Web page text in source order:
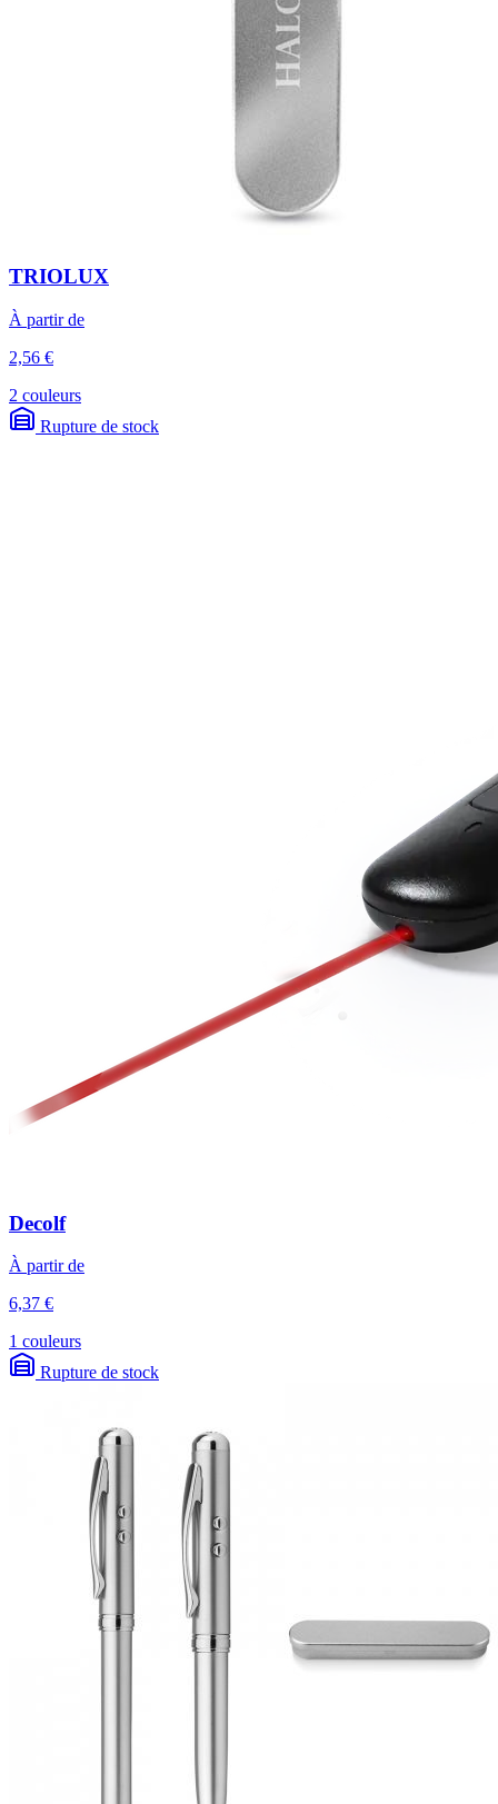
TRIOLUX
À partir de
2,56 €
2 couleurs
Rupture de stock
Decolf
À partir de
6,37 €
1 couleurs
Rupture de stock